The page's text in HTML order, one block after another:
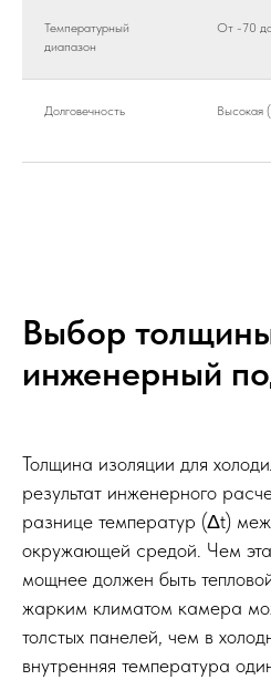
Температурный
диапазон
От -70
Долговечность Высокая
Выбор
инженерный
Толщина изоляции для
результат инженерного
разнице температур (Δt)
окружающей средой. Чем
мощнее должен быть
жарким климатом камера
толстых панелей, чем в
внутренняя температура